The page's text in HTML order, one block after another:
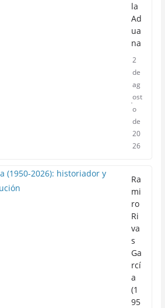
la
Ad
ua
na
2
de
ag
ost
o
de
20
26
Ra
mi
ro
Ri
va
s
Ga
rcí
a
(1
95